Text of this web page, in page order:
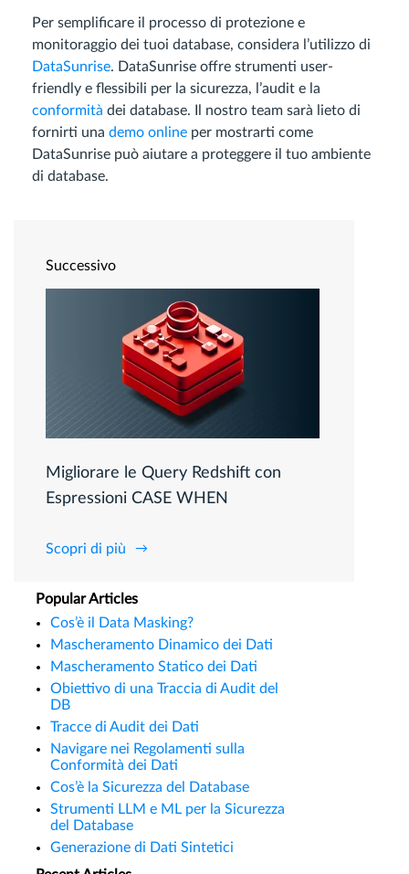
Per semplificare il processo di protezione e
monitoraggio dei tuoi database, considera l’utilizzo di
DataSunrise. DataSunrise offre strumenti user-
friendly e flessibili per la sicurezza, l’audit e la
conformità dei database. Il nostro team sarà lieto di
fornirti una demo online per mostrarti come
DataSunrise può aiutare a proteggere il tuo ambiente
di database.
Successivo
Migliorare le Query Redshift con
Espressioni CASE WHEN
Scopri di più
Popular Articles
Cos’è il Data Masking?
Mascheramento Dinamico dei Dati
Mascheramento Statico dei Dati
Obiettivo di una Traccia di Audit del
DB
Tracce di Audit dei Dati
Navigare nei Regolamenti sulla
Conformità dei Dati
Cos’è la Sicurezza del Database
Strumenti LLM e ML per la Sicurezza
del Database
Generazione di Dati Sintetici